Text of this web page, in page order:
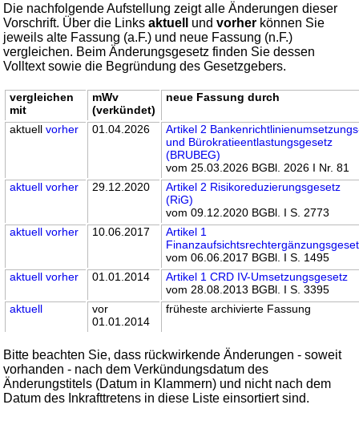
Die nachfolgende Aufstellung zeigt alle Änderungen dieser
Vorschrift. Über die Linksaktuell undvorher können Sie
jeweils alte Fassung (a.F.) und neue Fassung (n.F.)
vergleichen. Beim Änderungsgesetz finden Sie dessen
Volltext sowie die Begründung des Gesetzgebers.
vergleichen
mit
mWv
(verkündet)
neue Fassung durch
aktuellvorher 01.04.2026
Artikel 2
und Bürokratieentlastungsgesetz
(BRUBEG)
vom 25.03.2026 BGBl. 2026 I Nr. 81
aktuell vorher 29.12.2020
Artikel 2 Risikoreduzierungsgesetz
(RiG)
vom 09.12.2020 BGBl. I S. 2773
aktuell vorher 10.06.2017
Artikel 1
vom 06.06.2017 BGBl. I S. 1495
aktuell vorher 01.01.2014
Artikel 1 CRD IV-Umsetzungsgesetz
vom 28.08.2013 BGBl. I S. 3395
aktuell
vor
01.01.2014
früheste archivierte Fassung
Bitte beachten Sie, dass rückwirkende Änderungen - soweit
vorhanden - nach dem Verkündungsdatum des
Änderungstitels (Datum in Klammern) und nicht nach dem
Datum des Inkrafttretens in diese Liste einsortiert sind.